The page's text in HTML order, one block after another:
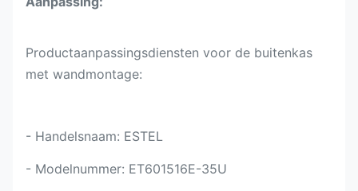
Productaanpassingsdiensten voor de buitenkas
met wandmontage:
- Handelsnaam: ESTEL
- Modelnummer: ET601516E-35U